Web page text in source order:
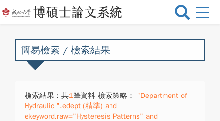
選
換
簡易檢索 / 檢索結果
檢索結果：共1筆資料 檢索策略：
"Department of
Hydraulic ".edept (精準) and
ekeyword.raw="Hysteresis Patterns" and